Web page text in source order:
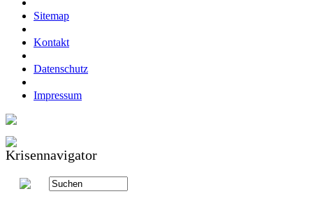
Sitemap
Kontakt
Datenschutz
Impressum